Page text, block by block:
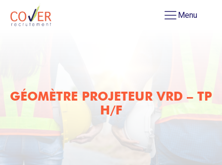
Menu
GÉOMÈTRE PROJETEUR VRD – TP
H/F